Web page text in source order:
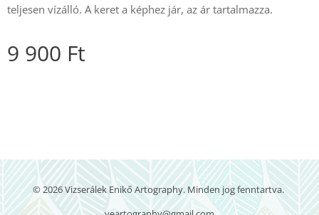
teljesen vízálló. A keret a képhez jár, az ár tartalmazza.
9 900 Ft
© 2026 Vizserálek Enikő Artography. Minden jog fenntartva.